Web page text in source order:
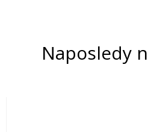
Naposledy